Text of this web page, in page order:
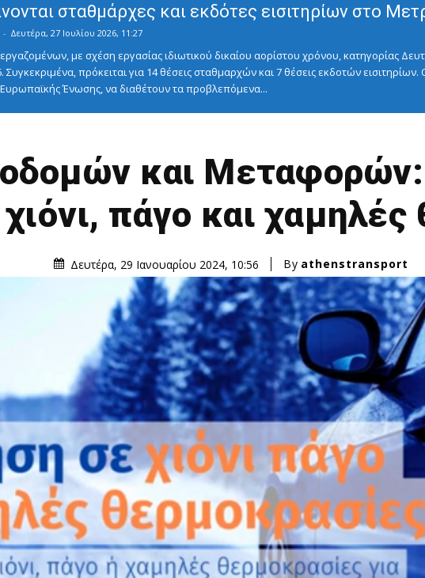
σταθμάρχες και εκδότες εισιτηρίων στο
- Δευτέρα, 27 Ιουλίου 2026, 11:27
με σχέση εργασίας ιδιωτικού δικαίου αορίστου χρόνου, κατηγορίας
πρόκειται για 14 θέσεις σταθμαρχών και 7 θέσεις εκδοτών
Ένωσης, να διαθέτουν τα προβλεπόμενα...
και Μεταφορών:
πάγο και
Δευτέρα, 29 Ιανουαρίου 2024, 10:56 By athenstransport